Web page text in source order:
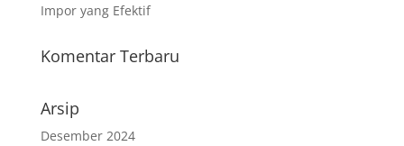
Impor yang Efektif
Komentar Terbaru
Arsip
Desember 2024